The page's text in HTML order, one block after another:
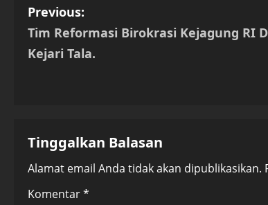
P
o
n
a
v
Previous:
Tim Reformasi Birokrasi Kejagung RI
Kejari Tala.
Tinggalkan Balasan
Alamat email Anda tidak akan dipublikasikan.
Komentar*